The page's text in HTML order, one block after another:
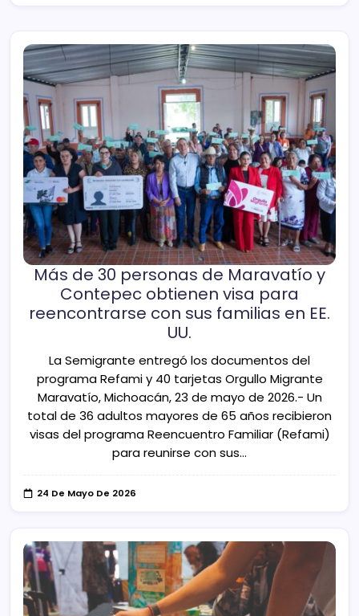
Más de 30 personas de Maravatío y
Contepec obtienen visa para
reencontrarse con sus familias en EE.
UU.
La Semigrante entregó los documentos del
programa Refami y 40 tarjetas Orgullo Migrante
Maravatío, Michoacán, 23 de mayo de 2026.- Un
total de 36 adultos mayores de 65 años recibieron
visas del programa Reencuentro Familiar (Refami)
para reunirse con sus…
24 De Mayo De 2026